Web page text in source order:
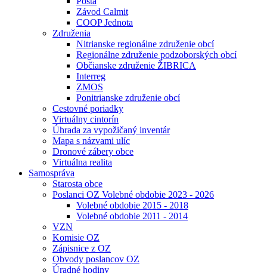
Závod Calmit
COOP Jednota
Združenia
Nitrianske regionálne združenie obcí
Regionálne združenie podzoborských obcí
Občianske združenie ŽIBRICA
Interreg
ZMOS
Ponitrianske združenie obcí
Cestovné poriadky
Virtuálny cintorín
Úhrada za vypožičaný inventár
Mapa s názvami ulíc
Dronové zábery obce
Virtuálna realita
Samospráva
Starosta obce
Poslanci OZ Volebné obdobie 2023 - 2026
Volebné obdobie 2015 - 2018
Volebné obdobie 2011 - 2014
VZN
Komisie OZ
Zápisnice z OZ
Obvody poslancov OZ
Úradné hodiny